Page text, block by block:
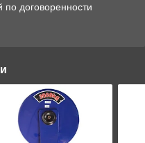
по договоренности